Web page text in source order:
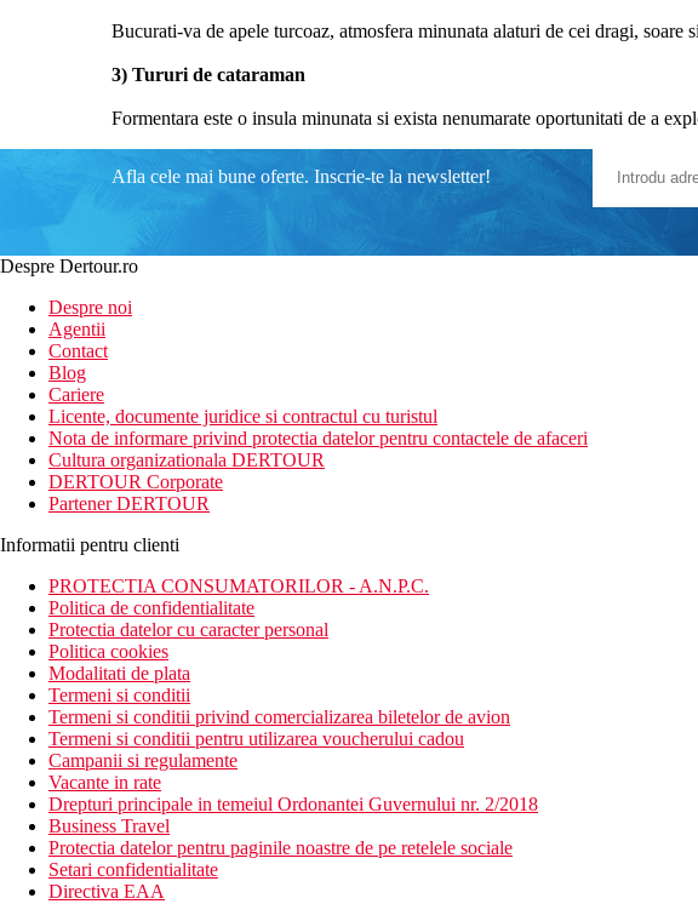
Bucurati-va de apele turcoaz, atmosfera minunata alaturi de cei dragi, soare
3) Tururi de cataraman
Formentara este o insula minunata si exista nenumarate oportunitati de a
Afla cele mai bune oferte. Inscrie-te la newsletter!
Despre Dertour.ro
Despre noi
Agentii
Contact
Blog
Cariere
Licente, documente juridice si contractul cu turistul
Nota de informare privind protectia datelor pentru contactele de afaceri
Cultura organizationala DERTOUR
DERTOUR Corporate
Partener DERTOUR
Informatii pentru clienti
PROTECTIA CONSUMATORILOR - A.N.P.C.
Politica de confidentialitate
Protectia datelor cu caracter personal
Politica cookies
Modalitati de plata
Termeni si conditii
Termeni si conditii privind comercializarea biletelor de avion
Termeni si conditii pentru utilizarea voucherului cadou
Campanii si regulamente
Vacante in rate
Drepturi principale in temeiul Ordonantei Guvernului nr. 2/2018
Business Travel
Protectia datelor pentru paginile noastre de pe retelele sociale
Setari confidentialitate
Directiva EAA